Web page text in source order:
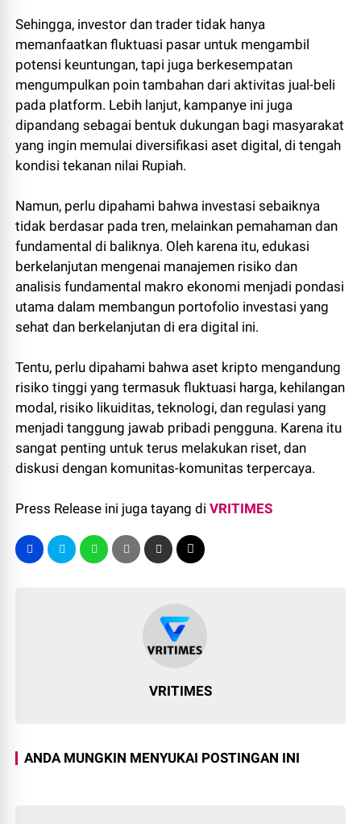
Sehingga, investor dan trader tidak hanya
memanfaatkan fluktuasi pasar untuk mengambil
potensi keuntungan, tapi juga berkesempatan
mengumpulkan poin tambahan dari aktivitas jual-beli
pada platform. Lebih lanjut, kampanye ini juga
dipandang sebagai bentuk dukungan bagi masyarakat
yang ingin memulai diversifikasi aset digital, di tengah
kondisi tekanan nilai Rupiah.
Namun, perlu dipahami bahwa investasi sebaiknya
tidak berdasar pada tren, melainkan pemahaman dan
fundamental di baliknya. Oleh karena itu, edukasi
berkelanjutan mengenai manajemen risiko dan
analisis fundamental makro ekonomi menjadi pondasi
utama dalam membangun portofolio investasi yang
sehat dan berkelanjutan di era digital ini.
Tentu, perlu dipahami bahwa aset kripto mengandung
risiko tinggi yang termasuk fluktuasi harga, kehilangan
modal, risiko likuiditas, teknologi, dan regulasi yang
menjadi tanggung jawab pribadi pengguna. Karena itu
sangat penting untuk terus melakukan riset, dan
diskusi dengan komunitas-komunitas terpercaya.
Press Release ini juga tayang diVRITIMES
VRITIMES
ANDA MUNGKIN MENYUKAI POSTINGAN INI